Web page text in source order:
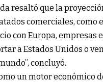
resaltó que la
comerciales, como
con Europa,
a Estados Unidos o
concluyó.
un motor económico